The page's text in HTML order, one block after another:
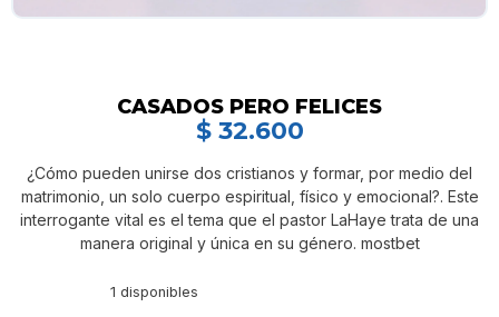
CASADOS PERO FELICES
$32.600
¿Cómo pueden unirse dos cristianos y formar, por medio del
matrimonio, un solo cuerpo espiritual, físico y emocional?. Este
interrogante vital es el tema que el pastor LaHaye trata de una
manera original y única en su género. mostbet
1 disponibles